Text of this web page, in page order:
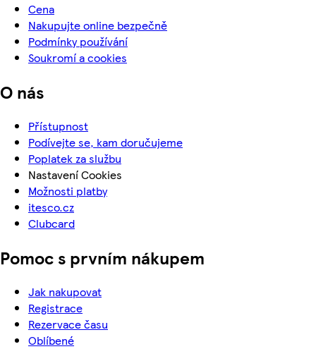
Cena
Nakupujte online bezpečně
Podmínky používání
Soukromí a cookies
O nás
Přístupnost
Podívejte se, kam doručujeme
Poplatek za službu
Nastavení Cookies
Možnosti platby
itesco.cz
Clubcard
Pomoc s prvním nákupem
Jak nakupovat
Registrace
Rezervace času
Oblíbené